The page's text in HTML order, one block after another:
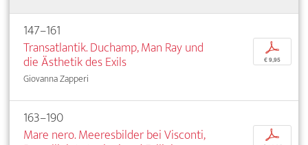
147–161
Transatlantik. Duchamp, Man Ray und
die Ästhetik des Exils
Giovanna Zapperi
p
€ 9,95
163–190
Mare nero. Meeresbilder bei Visconti,
p